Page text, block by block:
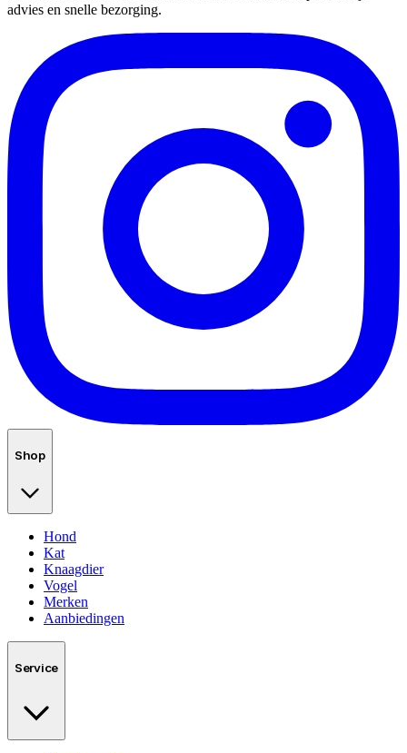
advies en snelle bezorging.
Shop
Hond
Kat
Knaagdier
Vogel
Merken
Aanbiedingen
Service